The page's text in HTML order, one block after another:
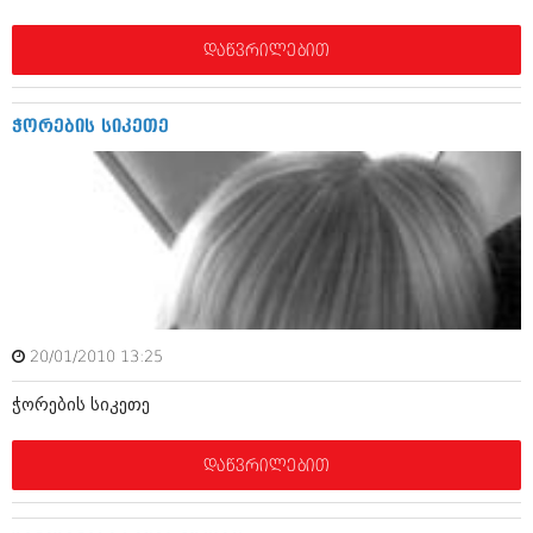
ნოემბერი 2017 (212)
ოქტომბერი 2017 (231)
სექტემბერი 2017 (261)
ივლისი 2017 (233)
მაისი 2017 (216)
აპრილი 2017 (220)
მარტი 2017 (212)
თებერვალი 2017 (205)
იანვარი 2017 (246)
დეკემბერი 2016 (207)
ოქტომბერი 2016 (257)
სექტემბერი 2016 (224)
აგვისტო 2016 (258)
ივლისი 2016 (211)
აპრილი 2016 (215)
მარტი 2016 (200)
თებერვალი 2016 (250)
დაწვრილებით
ჭორების სიკეთე
20/01/2010 13:25
ჭორების სიკეთე
დაწვრილებით